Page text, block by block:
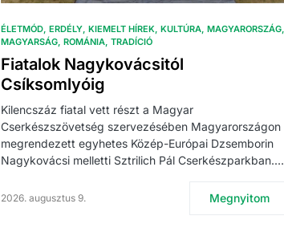
ÉLETMÓD ERDÉLY KIEMELT HÍREK KULTÚRA MAGYARORSZÁG
MAGYARSÁG ROMÁNIA TRADÍCIÓ
Fiatalok Nagykovácsitól
Csíksomlyóig
Kilencszáz fiatal vett részt a Magyar
Cserkészszövetség szervezésében Magyarországon
megrendezett egyhetes Közép-Európai Dzsemborin
Nagykovácsi melletti Sztrilich Pál Cserkészparkban.…
2026. augusztus 9. Megnyitom